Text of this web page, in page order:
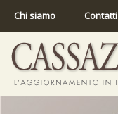
Chi siamo Contatti